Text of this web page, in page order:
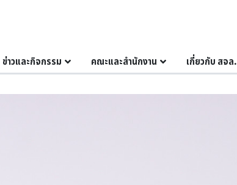
ข่าวและกิจกรรม คณะและสำนักงาน เกี่ยวกับ สจล.